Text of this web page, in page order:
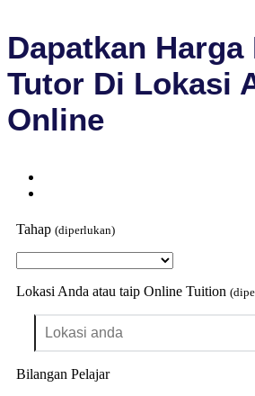
Dapatkan
Tutor Di Lokasi
Online
Tahap (diperlukan)
Lokasi Anda atau taip Online Tuition
Bilangan Pelajar